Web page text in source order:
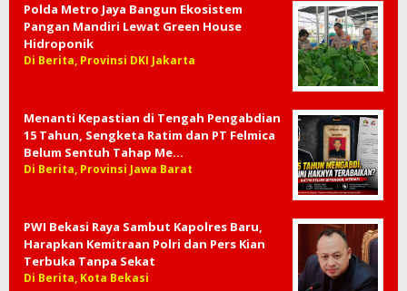
Polda Metro Jaya Bangun Ekosistem
Pangan Mandiri Lewat Green House
Hidroponik
Di Berita, Provinsi DKI Jakarta
Menanti Kepastian di Tengah Pengabdian
15 Tahun, Sengketa Ratim dan PT Felmica
Belum Sentuh Tahap Me…
Di Berita, Provinsi Jawa Barat
PWI Bekasi Raya Sambut Kapolres Baru,
Harapkan Kemitraan Polri dan Pers Kian
Terbuka Tanpa Sekat
Di Berita, Kota Bekasi